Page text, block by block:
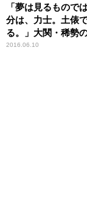
「夢は見るもので
分は、力士。土俵
る。」大関・稀勢
歳） スポーツ人間
2016.06.10